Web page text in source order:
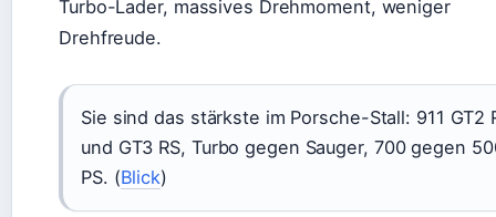
Turbo-Lader, massives Drehmoment, weniger
Drehfreude.
Sie sind das stärkste im Porsche-Stall: 911 GT2
und GT3 RS, Turbo gegen Sauger, 700 gegen
PS. (Blick)